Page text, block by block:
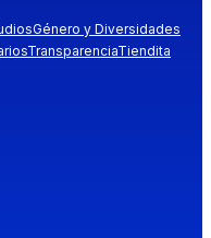
Género y Diversidades
TransparenciaTiendita